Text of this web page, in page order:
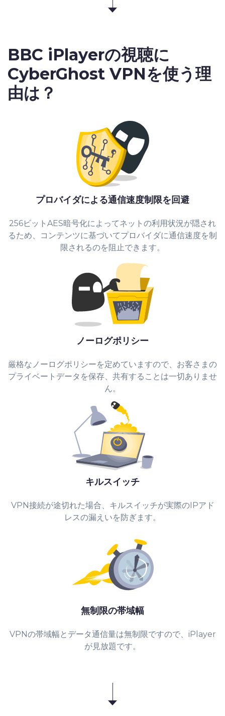
BBC iPlayerの視聴に
CyberGhost VPNを使う理
由は？
プロバイダによる通信速度制限を回避
256ビットAES暗号化によってネットの利用状況が隠され
るため、コンテンツに基づいてプロバイダに通信速度を制
限されるのを阻止できます。
ノーログポリシー
厳格なノーログポリシーを定めていますので、お客さまの
プライベートデータを保存、共有することは一切ありませ
ん。
キルスイッチ
VPN接続が途切れた場合、キルスイッチが実際のIPアド
レスの漏えいを防ぎます。
無制限の帯域幅
VPNの帯域幅とデータ通信量は無制限ですので、iPlayer
が見放題です。